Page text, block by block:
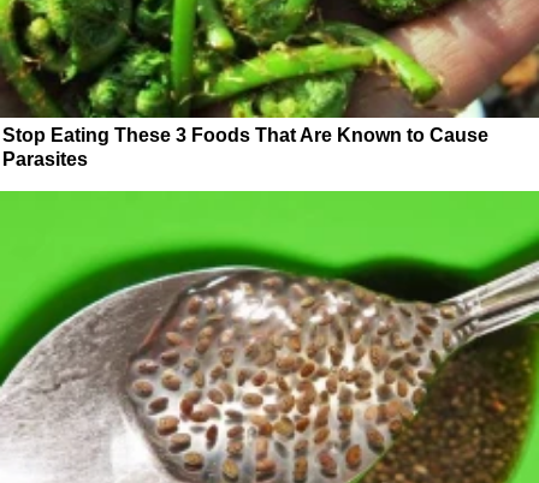
Stop Eating These 3 Foods That Are Known to Cause
Parasites